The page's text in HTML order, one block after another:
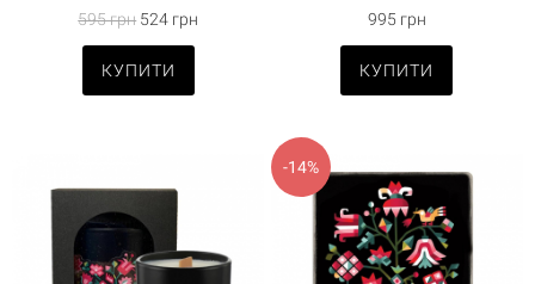
595 грн 524 грн
КУПИТИ
995 грн
КУПИТИ
-14%